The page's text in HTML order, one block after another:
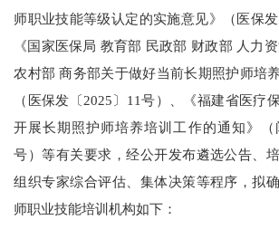
师职业技能等级认定的实施意见》（医保发
《国家医保局 教育部 民政部 财政部 人力
农村部 商务部关于做好当前长期照护师培
（医保发〔2025〕11号）、《福建省医疗
开展长期照护师培养培训工作的通知》（
号）等有关要求，经公开发布遴选公告、
组织专家综合评估、集体决策等程序，拟
师职业技能培训机构如下：